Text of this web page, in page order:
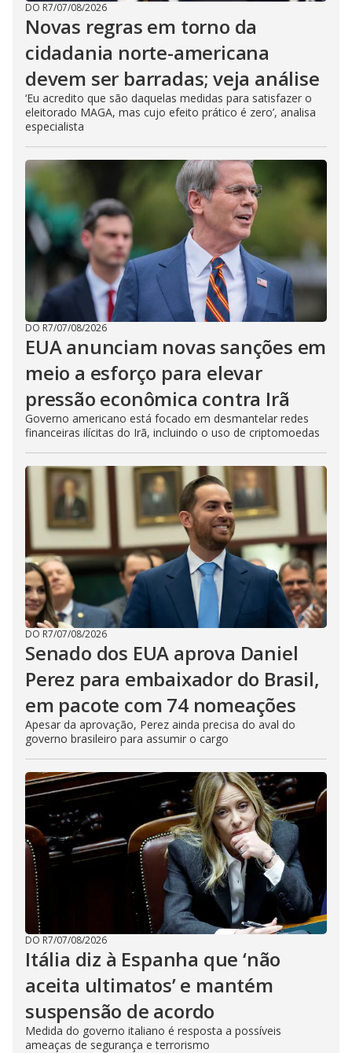
DO R7/07/08/2026
Novas regras em torno da
cidadania norte-americana
devem ser barradas; veja análise
‘Eu acredito que são daquelas medidas para satisfazer o
eleitorado MAGA, mas cujo efeito prático é zero’, analisa
especialista
DO R7/07/08/2026
EUA anunciam novas sanções em
meio a esforço para elevar
pressão econômica contra Irã
Governo americano está focado em desmantelar redes
financeiras ilícitas do Irã, incluindo o uso de criptomoedas
DO R7/07/08/2026
Senado dos EUA aprova Daniel
Perez para embaixador do Brasil,
em pacote com 74 nomeações
Apesar da aprovação, Perez ainda precisa do aval do
governo brasileiro para assumir o cargo
DO R7/07/08/2026
Itália diz à Espanha que ‘não
aceita ultimatos’ e mantém
suspensão de acordo
Medida do governo italiano é resposta a possíveis
ameaças de segurança e terrorismo